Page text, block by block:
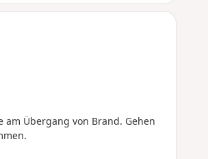
am Übergang von Brand. Gehen